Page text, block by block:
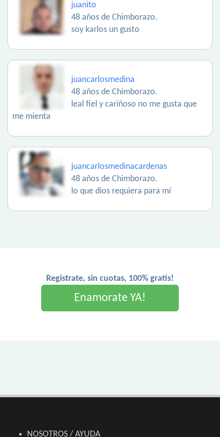
juanito
48 años de Chimborazo.
soy karlos un gusto
juancarlosmedina
48 años de Chimborazo.
leal fiel y cariñoso no me gusta que
me mienta
juancarlosmedinacardenas
48 años de Chimborazo.
lo que dios requiera para mí
Registrate, sin cuotas, 100% gratis!
Enamorate YA!
NOSOTROS / AYUDA